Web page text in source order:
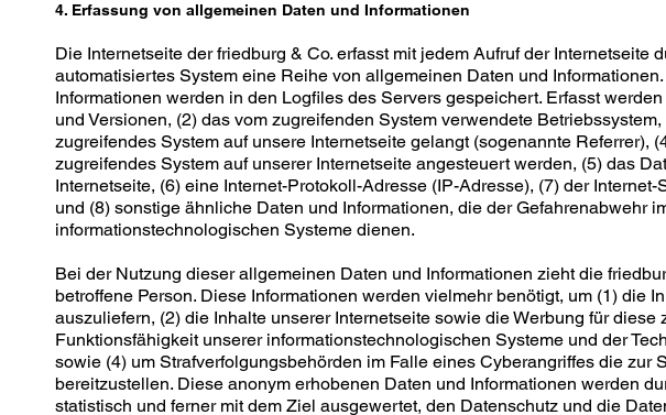
4. Erfassung von allgemeinen Daten und Informationen
Die Internetseite der friedburg & Co. erfasst mit jedem Aufruf der Internetseite
automatisiertes System eine Reihe von allgemeinen Daten und
Informationen werden in den Logfiles des Servers gespeichert. Erfasst
und Versionen, (2) das vom zugreifenden System verwendete
zugreifendes System auf unsere Internetseite gelangt (sogenannte Referrer),
zugreifendes System auf unserer Internetseite angesteuert werden, (5) das
Internetseite, (6) eine Internet-Protokoll-Adresse (IP-Adresse), (7) der
und (8) sonstige ähnliche Daten und Informationen, die der Gefahrenabwehr
informationstechnologischen Systeme dienen.
Bei der Nutzung dieser allgemeinen Daten und Informationen zieht die
betroffene Person. Diese Informationen werden vielmehr benötigt, um (1) die
auszuliefern, (2) die Inhalte unserer Internetseite sowie die Werbung für diese
Funktionsfähigkeit unserer informationstechnologischen Systeme und der
sowie (4) um Strafverfolgungsbehörden im Falle eines Cyberangriffes die zur
bereitzustellen. Diese anonym erhobenen Daten und Informationen werden
statistisch und ferner mit dem Ziel ausgewertet, den Datenschutz und die